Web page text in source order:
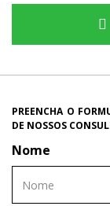
PREENCHA O
DE NOSSOS
Nome